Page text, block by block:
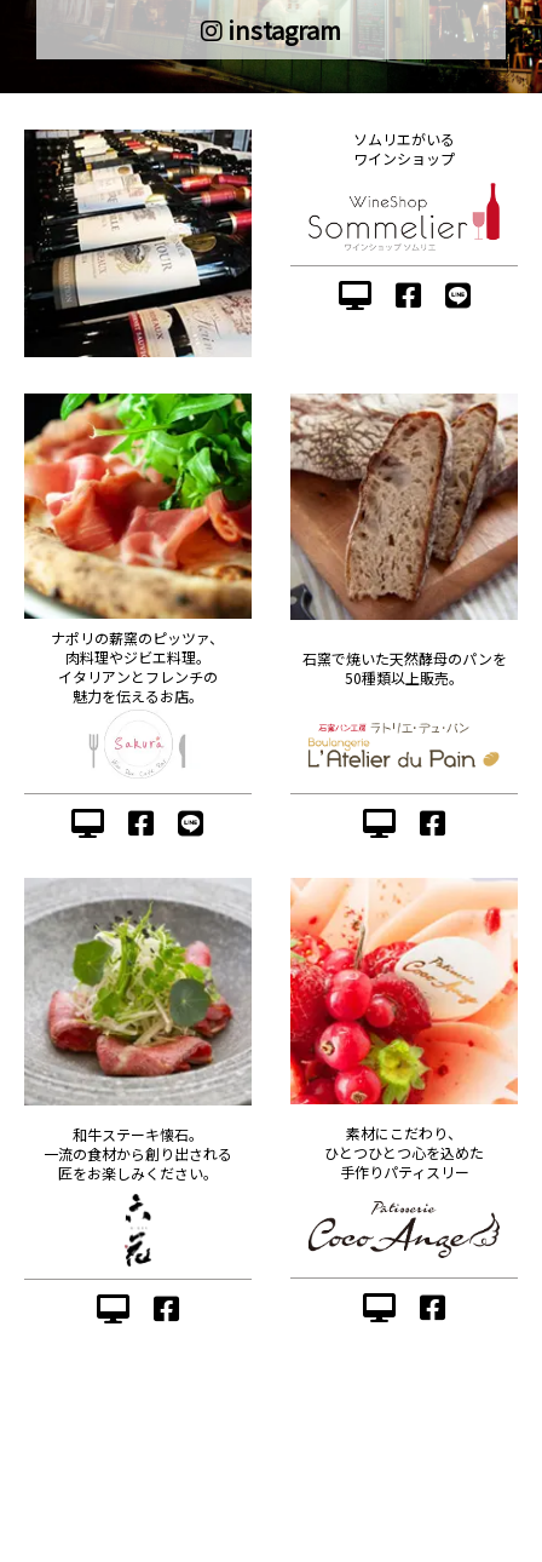
instagram
ソムリエがいる
ワインショップ
ナポリの薪窯のピッツァ、
肉料理やジビエ料理。
イタリアンとフレンチの
魅力を伝えるお店。
石窯で焼いた天然酵母のパンを
50種類以上販売。
和牛ステーキ懐石。
一流の食材から創り出される
匠をお楽しみください。
素材にこだわり、
ひとつひとつ心を込めた
手作りパティスリー